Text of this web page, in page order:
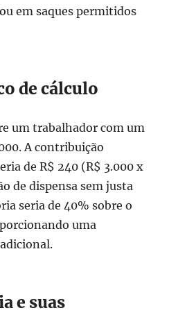
em saques permitidos
de cálculo
um trabalhador com um
A contribuição
de R$ 240 (R$ 3.000 x
de dispensa sem justa
seria de 40% sobre o
uma
e suas